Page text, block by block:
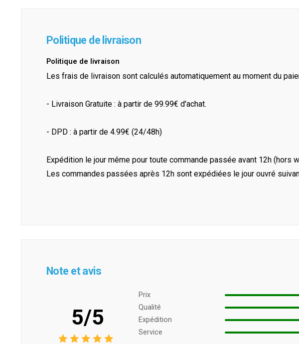
Politique de livraison
Politique de livraison
Les frais de livraison sont calculés automatiquement au moment du
- Livraison Gratuite : à partir de 99.99€ d'achat.
- DPD : à partir de 4.99€ (24/48h)
Expédition le jour même pour toute commande passée avant 12h (hors
Les commandes passées après 12h sont expédiées le jour ouvré
Note et avis
5/5
Prix ​​
Qualité
Expédition
Service